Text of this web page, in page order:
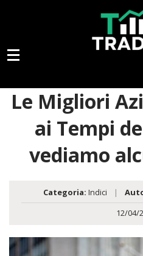
Le Migliori
ai Tempi
vediamo
Categoria: Indici |
12/04/